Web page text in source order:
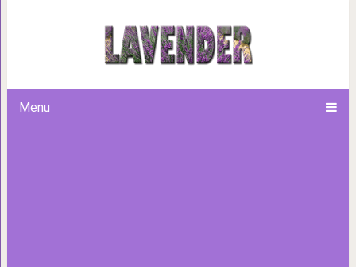
Menu
Эта собака хаски
Теперь она